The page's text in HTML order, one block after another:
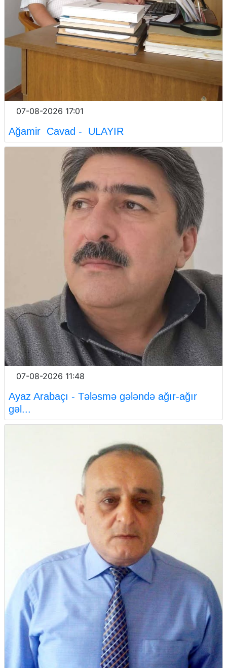
07-08-2026 17:01
Ağamir Cavad - ULAYIR
07-08-2026 11:48
Ayaz Arabaçı - Tələsmə gələndə ağır-ağır
gəl...